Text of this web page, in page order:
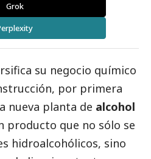
Grok
su negocio químico
por primera
nueva planta de alcohol
producto que no sólo se
hidroalcohólicos, sino